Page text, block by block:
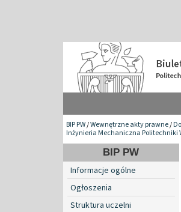
BIP PW/Wewnętrzne akty prawne/
Inżynieria Mechaniczna Politechniki
BIP PW
Informacje ogólne
Ogłoszenia
Struktura uczelni